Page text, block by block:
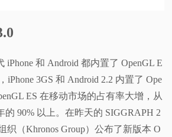
iPhone 和 Android 都内置了 OpenGL E
iPhone 3GS 和 Android 2.2 内置了 Ope
ES 在移动市场的占有率大增，从
的 90% 以上。在昨天的 SIGGRAPH 2
织（Khronos Group）公布了新版本 O